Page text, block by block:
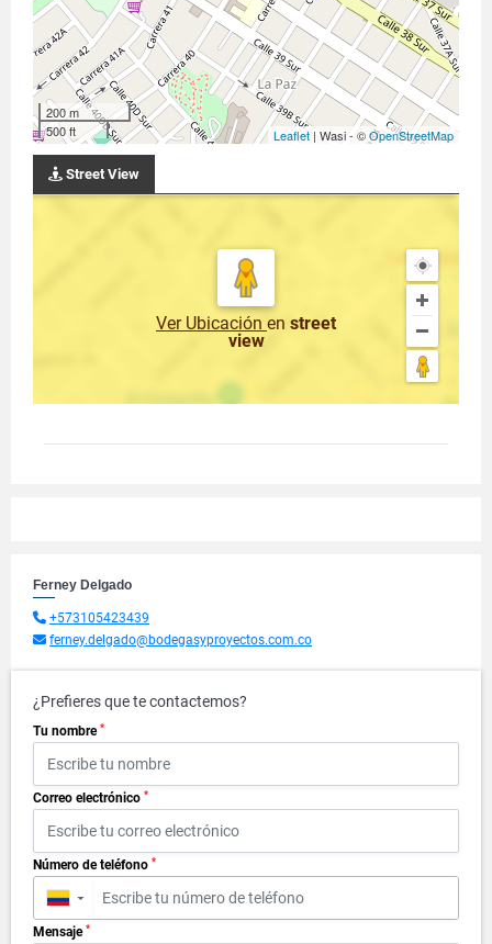
200 m
500 ft
Leaflet | Wasi - ©OpenStreetMap
Street View
Ver Ubicación en street
view
Ferney Delgado
+573105423439
ferney.delgado@bodegasyproyectos.com.co
¿Prefieres que te contactemos?
Tu nombre *
Correo electrónico *
Número de teléfono *
▼
Mensaje *